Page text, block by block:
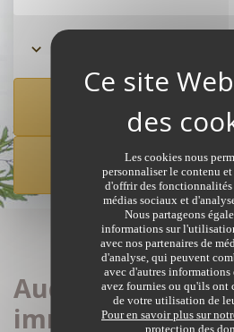
CRÉER UNE
Aucune annonce
immobilière de
Les cookies nous
personnaliser le contenu et
d'offrir des fonctionnalités
médias sociaux et
Nous partageons
informations sur
avec nos partenaires de
d'analyse, qui peuvent
avec d'autres informations
avez fournies ou qu'ils ont
de votre utilisation de
Pour en savoir plus sur
protection des